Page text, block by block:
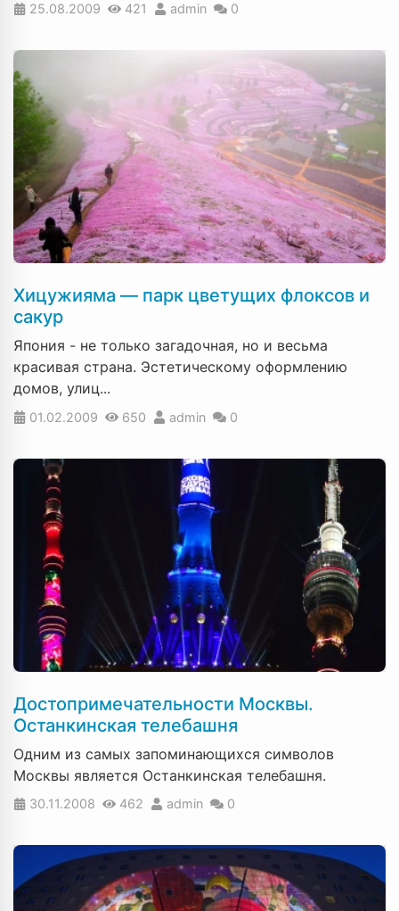
25.08.2009 421 admin 0
Хицужияма — парк цветущих флоксов и
сакур
Япония - не только загадочная, но и весьма
красивая страна. Эстетическому оформлению
домов, улиц...
01.02.2009 650 admin 0
Достопримечательности Москвы.
Останкинская телебашня
Одним из самых запоминающихся символов
Москвы является Останкинская телебашня.
30.11.2008 462 admin 0